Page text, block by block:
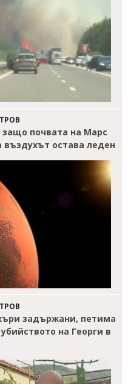
защо почвата на Марс
въздухът остава леден
задържани, петима
на Георги в